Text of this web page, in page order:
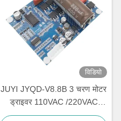
विडियो
JUYI JYQD-V8.8B 3 चरण मोटर
ड्राइवर 110VAC /220VAC
इनपुट सेंसरलेस Bldc ड्राइवर बोर्ड